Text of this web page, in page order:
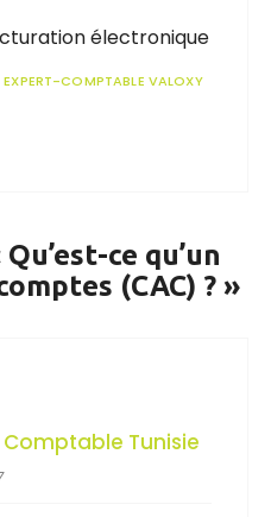
électronique
EXPERT-COMPTABLE VALOXY
Qu’est-ce qu’un
(CAC) ? »
Tunisie